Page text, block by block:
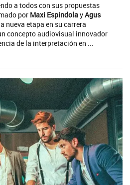
a todos con sus propuestas
por Maxi EspindolayAgus
nueva etapa en su carrera
concepto audiovisual innovador
de la interpretación en ...